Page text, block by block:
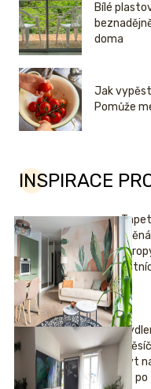
Bílé
doma
Jak
Pomůže
INSPIRACE
byt
se